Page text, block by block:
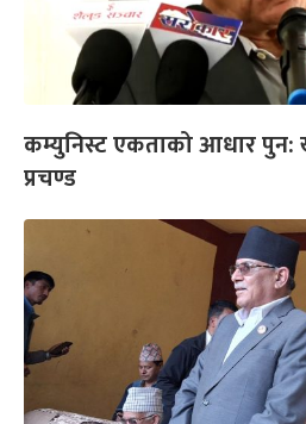
कम्युनिस्ट एकताको आधार पुन:
प्रचण्ड